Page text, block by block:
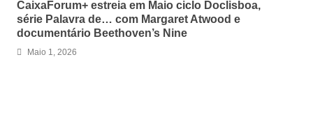
CaixaForum+ estreia em Maio ciclo Doclisboa,
série Palavra de… com Margaret Atwood e
documentário Beethoven’s Nine
Maio 1, 2026